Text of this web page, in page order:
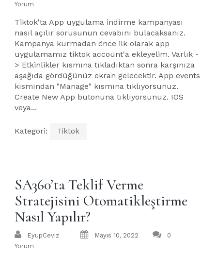
Yorum
Tiktok'ta App uygulama indirme kampanyası
nasıl açılır sorusunun cevabını bulacaksanız.
Kampanya kurmadan önce ilk olarak app
uygulamamız tiktok account'a ekleyelim. Varlık -
> Etkinlikler kısmına tıkladıktan sonra karşınıza
aşağıda gördüğünüz ekran gelecektir. App events
kısmından "Manage" kısmına tıklıyorsunuz.
Create New App butonuna tıklıyorsunuz. IOS
veya...
Kategori: Tiktok
SA360’ta Teklif Verme
Stratejisini Otomatikleştirme
Nasıl Yapılır?
EyupCeviz Mayıs 10, 2022
0
Yorum